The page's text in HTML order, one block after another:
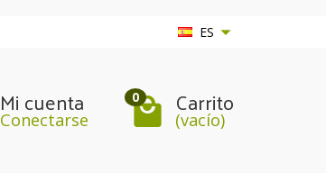
ES
Mi cuenta
Conectarse
0 Carrito
(vacío)